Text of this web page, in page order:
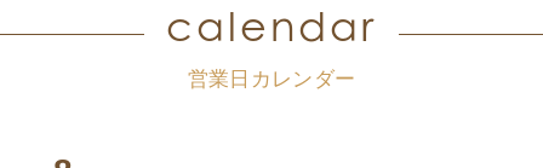
calendar
営業日カレンダー